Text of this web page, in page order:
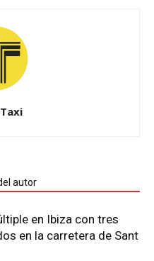
autor
en Ibiza con tres
en la carretera de Sant